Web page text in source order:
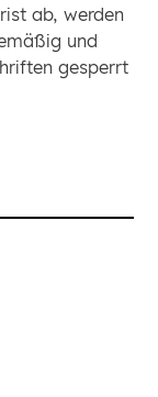
ab, werden
und
gesperrt